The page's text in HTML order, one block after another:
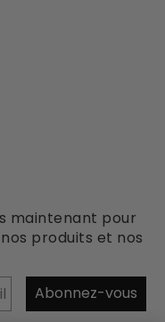
maintenant pour
produits et nos
Abonnez-vous